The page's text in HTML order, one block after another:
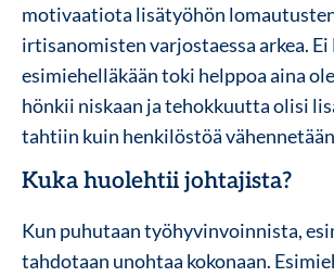
motivaatiota lisätyöhön
irtisanomisten varjostaessa arkea.
esimiehelläkään toki helppoa aina
hönkii niskaan ja tehokkuutta olisi
tahtiin kuin henkilöstöä
Kuka huolehtii johtajista?
Kun puhutaan työhyvinvoinnista,
tahdotaan unohtaa kokonaan.